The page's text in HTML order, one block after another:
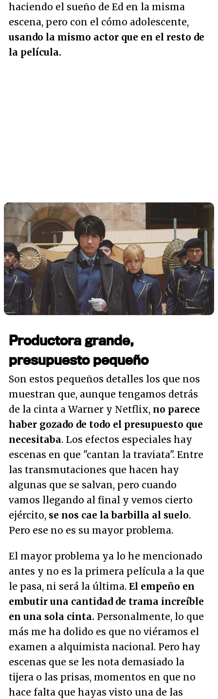
haciendo el sueño de Ed en la misma
escena, pero con el cómo adolescente,
usando la mismo actor que en el resto de
la película.
Productora grande,
presupuesto pequeño
Son estos pequeños detalles los que nos
muestran que, aunque tengamos detrás
de la cinta a Warner y Netflix, no parece
haber gozado de todo el presupuesto que
necesitaba. Los efectos especiales hay
escenas en que "cantan la traviata". Entre
las transmutaciones que hacen hay
algunas que se salvan, pero cuando
vamos llegando al final y vemos cierto
ejército, se nos cae la barbilla al suelo.
Pero ese no es su mayor problema.
El mayor problema ya lo he mencionado
antes y no es la primera película a la que
le pasa, ni será la última. El empeño en
embutir una cantidad de trama increíble
en una sola cinta. Personalmente, lo que
más me ha dolido es que no viéramos el
examen a alquimista nacional. Pero hay
escenas que se les nota demasiado la
tijera o las prisas, momentos en que no
hace falta que hayas visto una de las